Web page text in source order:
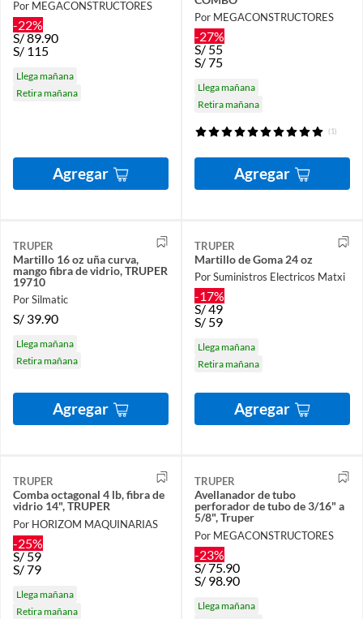
Por MEGACONSTRUCTORES
-22%
S/89.90
S/ 115
Llega mañana
Retira mañana
Agregar
Por MEGACONSTRUCTORES
-27%
S/55
S/75
Llega mañana
Retira mañana
(1)
Agregar
TRUPER
Martillo 16 oz uña curva,
mango fibra de vidrio, TRUPER
19710
Por Silmatic
S/ 39.90
Llega mañana
Retira mañana
Agregar
TRUPER
Martillo de Goma 24 oz
Por Suministros Electricos Matxi
-17%
S/49
S/ 59
Llega mañana
Retira mañana
Agregar
TRUPER
Comba octagonal 4 lb, fibra de
vidrio 14", TRUPER
Por HORIZOM MAQUINARIAS
-25%
S/59
S/79
Llega mañana
Retira mañana
TRUPER
Avellanador de tubo
perforador de tubo de 3/16" a
5/8", Truper
Por MEGACONSTRUCTORES
-23%
S/75.90
S/ 98.90
Llega mañana